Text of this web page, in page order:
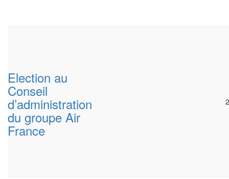
Election au
Conseil
d’administration
du groupe Air
France